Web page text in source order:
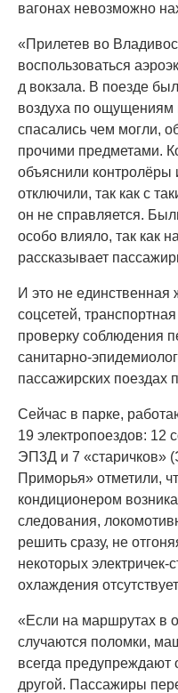
вагонах невозможно
«Прилетев во
воспользоваться
д вокзала. В поезде
воздуха по ощущениям
спасались чем могли,
прочими предметами.
объяснили контролёры
отключили, так как с
он не справляется.
особо влияло, так как
рассказывает
И это не
соцсетей,
проверку соблюдения
санитарно-
пассажирских поездах
Сейчас в парке,
19 электропоездов:
ЭП3Д и 7 «старичков»
Приморья» отметили,
кондиционером
следования,
решить сразу, не
некоторых электричек-
охлаждения
«Если на маршрутах в
случаются поломки,
всегда предупреждают
другой. Пассажиры